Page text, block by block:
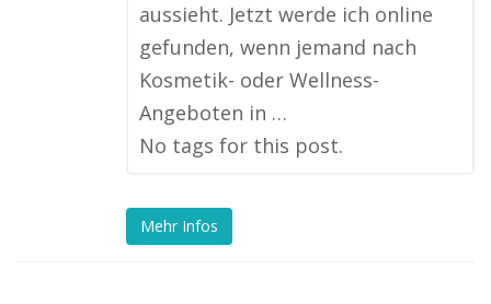
aussieht. Jetzt werde ich online
gefunden, wenn jemand nach
Kosmetik- oder Wellness-
Angeboten in …
No tags for this post.
Mehr Infos